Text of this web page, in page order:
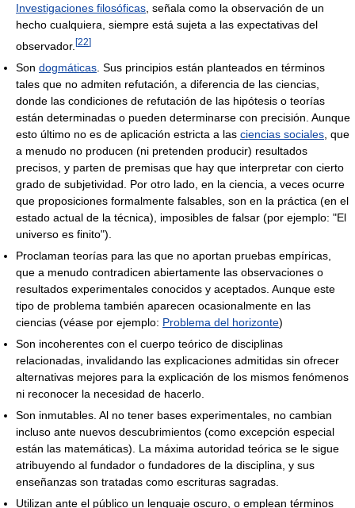
Investigaciones filosóficas , señala como la observación de un
hecho cualquiera, siempre está sujeta a las expectativas del
observador. [22]
Son dogmáticas . Sus principios están planteados en términos
tales que no admiten refutación, a diferencia de las ciencias,
donde las condiciones de refutación de las hipótesis o teorías
están determinadas o pueden determinarse con precisión. Aunque
esto último no es de aplicación estricta a las ciencias sociales , que
a menudo no producen (ni pretenden producir) resultados
precisos, y parten de premisas que hay que interpretar con cierto
grado de subjetividad. Por otro lado, en la ciencia, a veces ocurre
que proposiciones formalmente falsables, son en la práctica (en el
estado actual de la técnica), imposibles de falsar (por ejemplo: "El
universo es finito").
Proclaman teorías para las que no aportan pruebas empíricas,
que a menudo contradicen abiertamente las observaciones o
resultados experimentales conocidos y aceptados. Aunque este
tipo de problema también aparecen ocasionalmente en las
ciencias (véase por ejemplo: Problema del horizonte)
Son incoherentes con el cuerpo teórico de disciplinas
relacionadas, invalidando las explicaciones admitidas sin ofrecer
alternativas mejores para la explicación de los mismos fenómenos
ni reconocer la necesidad de hacerlo.
Son inmutables. Al no tener bases experimentales, no cambian
incluso ante nuevos descubrimientos (como excepción especial
están las matemáticas). La máxima autoridad teórica se le sigue
atribuyendo al fundador o fundadores de la disciplina, y sus
enseñanzas son tratadas como escrituras sagradas.
Utilizan ante el público un lenguaje oscuro, o emplean términos